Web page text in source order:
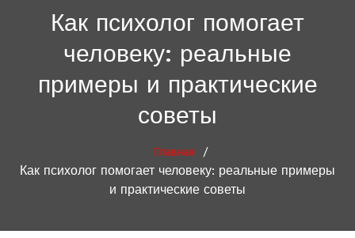
Как психолог помогает
человеку: реальные
примеры и практические
советы
Главная
/
Как психолог помогает человеку: реальные примеры
и практические советы